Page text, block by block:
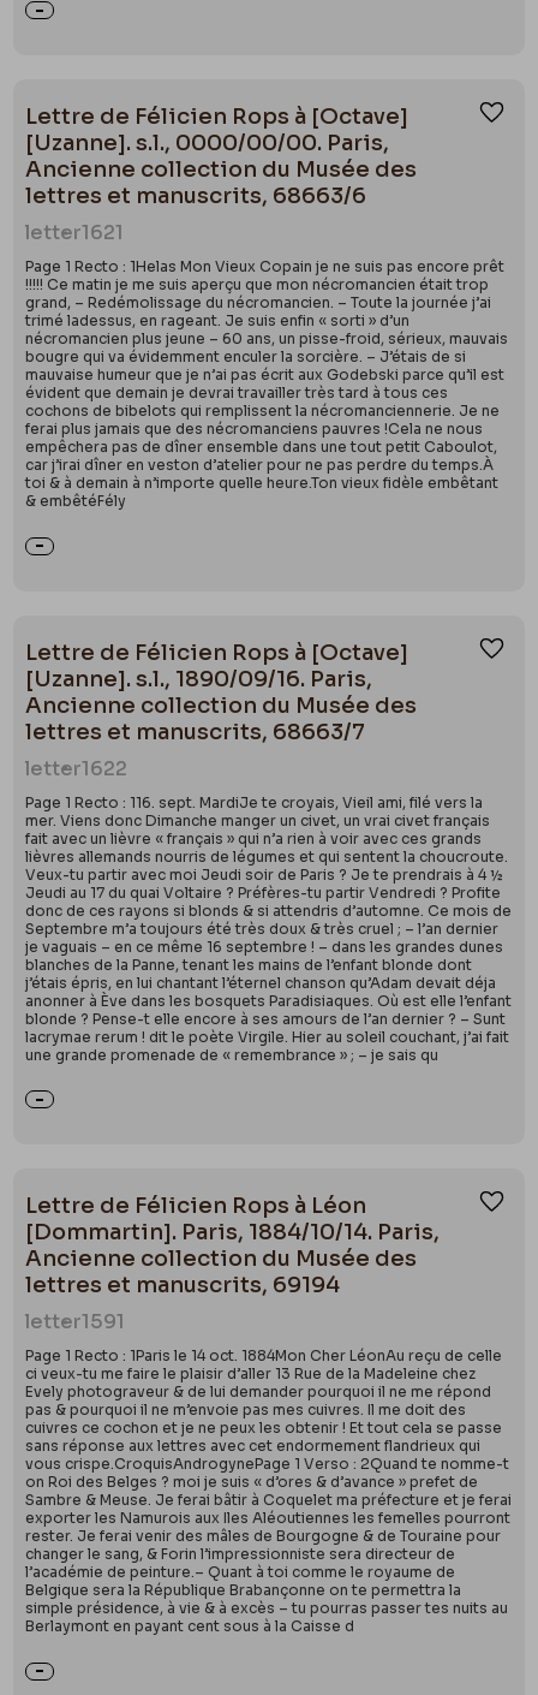
Lettre de Félicien Rops à [Octave]
[Uzanne]. s.l., 0000/00/00. Paris,
Ancienne collection du Musée des
lettres et manuscrits, 68663/6
letter1621
Page 1 Recto : 1Helas Mon Vieux Copain je ne suis pas encore prêt
!!!!! Ce matin je me suis aperçu que mon nécromancien était trop
grand, – Redémolissage du nécromancien. – Toute la journée j’ai
trimé ladessus, en rageant. Je suis enfin « sorti » d’un
nécromancien plus jeune – 60 ans, un pisse-froid, sérieux, mauvais
bougre qui va évidemment enculer la sorcière. – J’étais de si
mauvaise humeur que je n’ai pas écrit aux Godebski parce qu’il est
évident que demain je devrai travailler très tard à tous ces
cochons de bibelots qui remplissent la nécromanciennerie. Je ne
ferai plus jamais que des nécromanciens pauvres !Cela ne nous
empêchera pas de dîner ensemble dans une tout petit Caboulot,
car j’irai dîner en veston d’atelier pour ne pas perdre du temps.À
toi & à demain à n’importe quelle heure.Ton vieux fidèle embêtant
& embêtéFély
Lettre de Félicien Rops à [Octave]
[Uzanne]. s.l., 1890/09/16. Paris,
Ancienne collection du Musée des
lettres et manuscrits, 68663/7
letter1622
Page 1 Recto : 116. sept. MardiJe te croyais, Vieil ami, filé vers la
mer. Viens donc Dimanche manger un civet, un vrai civet français
fait avec un lièvre « français » qui n’a rien à voir avec ces grands
lièvres allemands nourris de légumes et qui sentent la choucroute.
Veux-tu partir avec moi Jeudi soir de Paris ? Je te prendrais à 4 ½
Jeudi au 17 du quai Voltaire ? Préfères-tu partir Vendredi ? Profite
donc de ces rayons si blonds & si attendris d’automne. Ce mois de
Septembre m’a toujours été très doux & très cruel ; – l’an dernier
je vaguais – en ce même 16 septembre ! – dans les grandes dunes
blanches de la Panne, tenant les mains de l’enfant blonde dont
j’étais épris, en lui chantant l’éternel chanson qu’Adam devait déja
anonner à Ève dans les bosquets Paradisiaques. Où est elle l’enfant
blonde ? Pense-t elle encore à ses amours de l’an dernier ? – Sunt
lacrymae rerum ! dit le poète Virgile. Hier au soleil couchant, j’ai fait
une grande promenade de « remembrance » ; – je sais qu
Lettre de Félicien Rops à Léon
[Dommartin]. Paris, 1884/10/14. Paris,
Ancienne collection du Musée des
lettres et manuscrits, 69194
letter1591
Page 1 Recto : 1Paris le 14 oct. 1884Mon Cher LéonAu reçu de celle
ci veux-tu me faire le plaisir d’aller 13 Rue de la Madeleine chez
Evely photograveur & de lui demander pourquoi il ne me répond
pas & pourquoi il ne m’envoie pas mes cuivres. Il me doit des
cuivres ce cochon et je ne peux les obtenir ! Et tout cela se passe
sans réponse aux lettres avec cet endormement flandrieux qui
vous crispe.CroquisAndrogynePage 1 Verso : 2Quand te nomme-t
on Roi des Belges ? moi je suis « d’ores & d’avance » prefet de
Sambre & Meuse. Je ferai bâtir à Coquelet ma préfecture et je ferai
exporter les Namurois aux Iles Aléoutiennes les femelles pourront
rester. Je ferai venir des mâles de Bourgogne & de Touraine pour
changer le sang, & Forin l’impressionniste sera directeur de
l’académie de peinture.– Quant à toi comme le royaume de
Belgique sera la République Brabançonne on te permettra la
simple présidence, à vie & à excès – tu pourras passer tes nuits au
Berlaymont en payant cent sous à la Caisse d